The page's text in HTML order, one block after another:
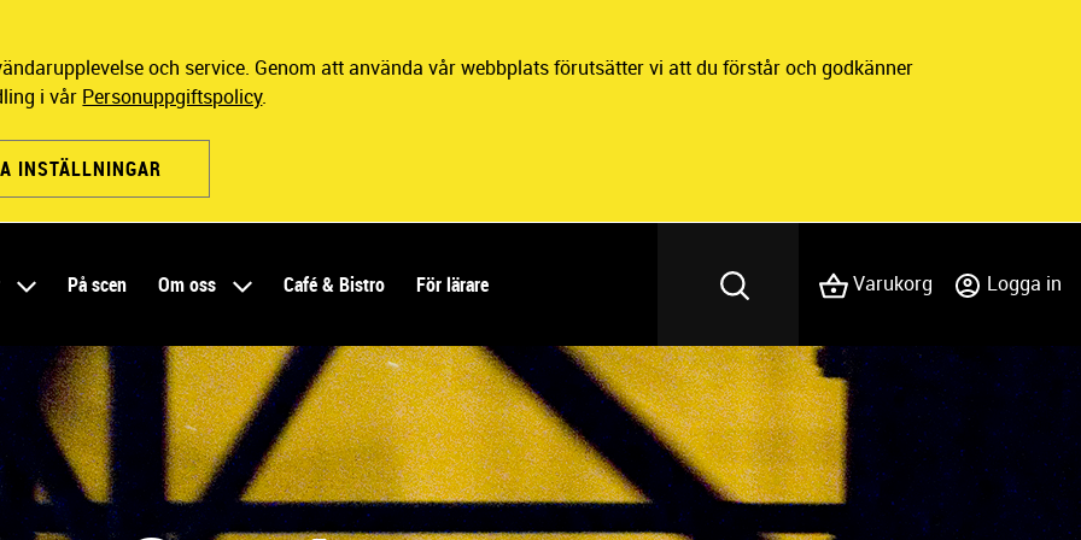
och service. Genom att använda vår webbplats förutsätter vi att du förstår och godkänner
i vår Personuppgiftspolicy.
INSTÄLLNINGAR
Varukorg Logga in
På scen Om oss Café & Bistro För lärare